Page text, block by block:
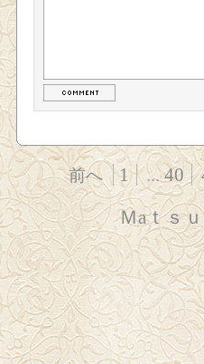
前へ 1 ... 40
Ｍaｔｓ